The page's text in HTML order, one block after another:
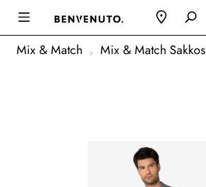
Mix & Match Mix & Match Sakkos